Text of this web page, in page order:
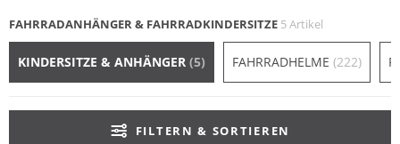
FAHRRADANHÄNGER & FAHRRADKINDERSITZE 5 Artikel
KINDERSITZE & ANHÄNGER (5) FAHRRADHELME (222)
FILTERN & SORTIEREN